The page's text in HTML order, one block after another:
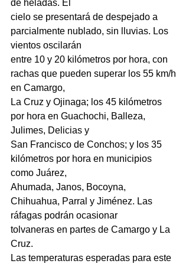
de heladas. El
cielo se presentará de despejado a
parcialmente nublado, sin lluvias. Los
vientos oscilarán
entre 10 y 20 kilómetros por hora, con
rachas que pueden superar los 55 km/h
en Camargo,
La Cruz y Ojinaga; los 45 kilómetros
por hora en Guachochi, Balleza,
Julimes, Delicias y
San Francisco de Conchos; y los 35
kilómetros por hora en municipios
como Juárez,
Ahumada, Janos, Bocoyna,
Chihuahua, Parral y Jiménez. Las
ráfagas podrán ocasionar
tolvaneras en partes de Camargo y La
Cruz.
Las temperaturas esperadas para este